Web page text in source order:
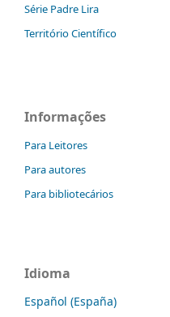
Série Padre Lira
Território Científico
Informações
Para Leitores
Para autores
Para bibliotecários
Idioma
Español (España)